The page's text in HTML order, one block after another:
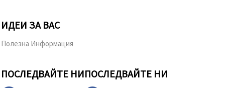
ИДЕИ ЗА ВАС
Полезна Информация
ПОСЛЕДВАЙТЕ НИПОСЛЕДВАЙТЕ НИ